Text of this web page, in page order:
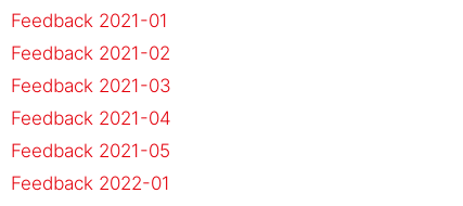
Feedback 2021-01
Feedback 2021-02
Feedback 2021-03
Feedback 2021-04
Feedback 2021-05
Feedback 2022-01